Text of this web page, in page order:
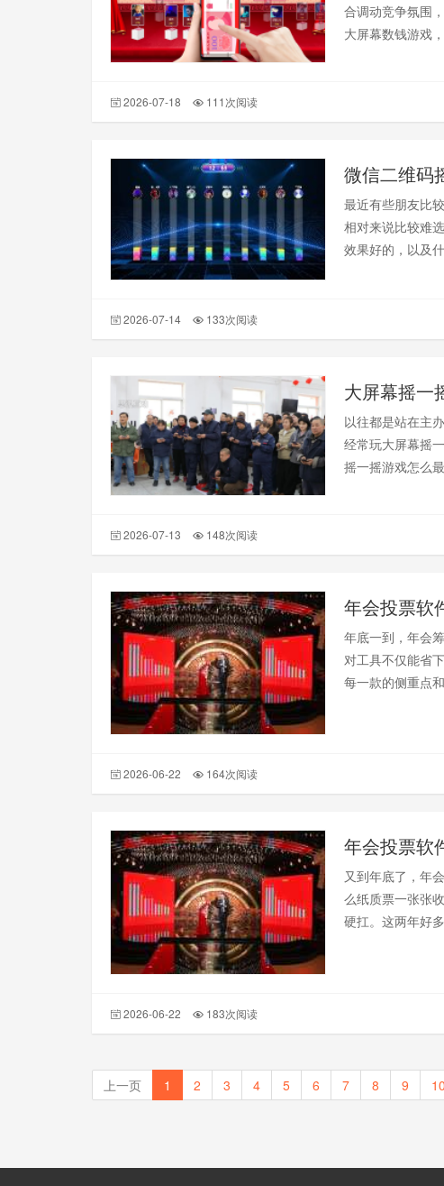
合调动竞争氛围
大屏幕数钱游戏
2026-07-18 111次阅读
微信二维码
最近有些朋友比
相对来说比较难
效果好的，以及
2026-07-14 133次阅读
以往都是站在主
经常玩大屏幕摇
摇一摇游戏怎么
2026-07-13 148次阅读
年会投票软
年底一到，年会
对工具不仅能省
每一款的侧重点
2026-06-22 164次阅读
年会投票软
又到年底了，年
么纸质票一张张
硬扛。这两年好
2026-06-22 183次阅读
上一页 1 2 3 4 5 6 7 8 9 10